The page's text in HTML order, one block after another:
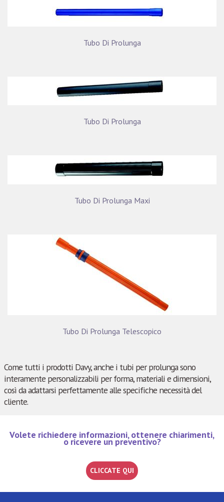
Tubo Di Prolunga
Tubo Di Prolunga
Tubo Di Prolunga Maxi
Tubo Di Prolunga Telescopico
Come tutti i prodotti Davy, anche i tubi per prolunga sono
interamente personalizzabili per forma, materiali e dimensioni,
così da adattarsi perfettamente alle specifiche necessità del
cliente.
Volete richiedere informazioni, ottenere chiarimenti,
o ricevere un preventivo?
CLICCATE QUI